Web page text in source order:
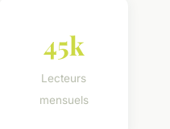
45k
Lecteurs
mensuels